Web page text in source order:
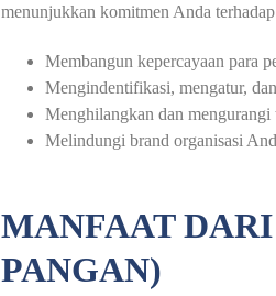
menunjukkan komitmen Anda
Membangun kepercayaan para
Mengindentifikasi, mengatur,
Menghilangkan dan
Melindungi brand organisasi
MANFAAT
PANGAN)